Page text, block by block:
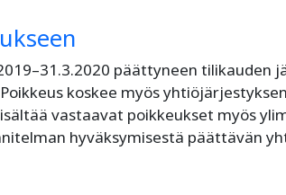
päättyneen tilikauden
koskee myös
vastaavat poikkeukset myös
hyväksymisestä päättävän